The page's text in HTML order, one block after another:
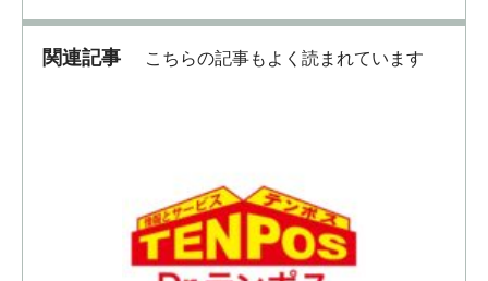
関連記事 こちらの記事もよく読まれています